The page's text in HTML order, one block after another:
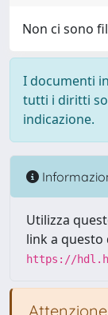
Non ci sono
I documenti
tutti i diritti
indicazione.
Utilizza
link a
https://
Attenzione